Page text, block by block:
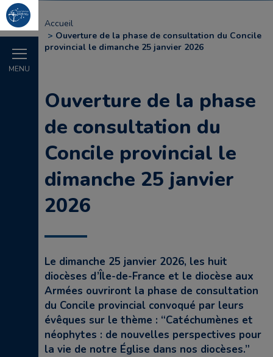
MENU
Accueil
Ouverture de la phase de consultation du Concile
provincial le dimanche 25 janvier 2026
Ouverture de la phase
de consultation du
Concile provincial le
dimanche 25 janvier
2026
Le dimanche 25 janvier 2026, les huit
diocèses d’Île-de-France et le diocèse aux
Armées ouvriront la phase de consultation
du Concile provincial convoqué par leurs
évêques sur le thème : “Catéchumènes et
néophytes : de nouvelles perspectives pour
la vie de notre Église dans nos diocèses.”